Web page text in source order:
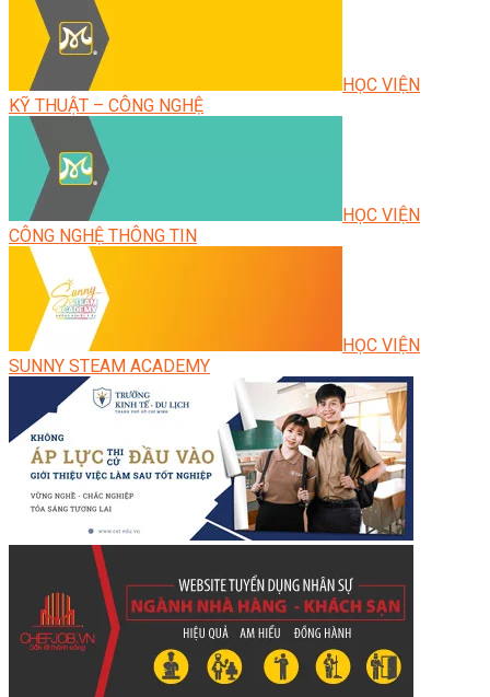
HỌC VIỆN
KỸ THUẬT – CÔNG NGHỆ
HỌC VIỆN
CÔNG NGHỆ THÔNG TIN
HỌC VIỆN
SUNNY STEAM ACADEMY